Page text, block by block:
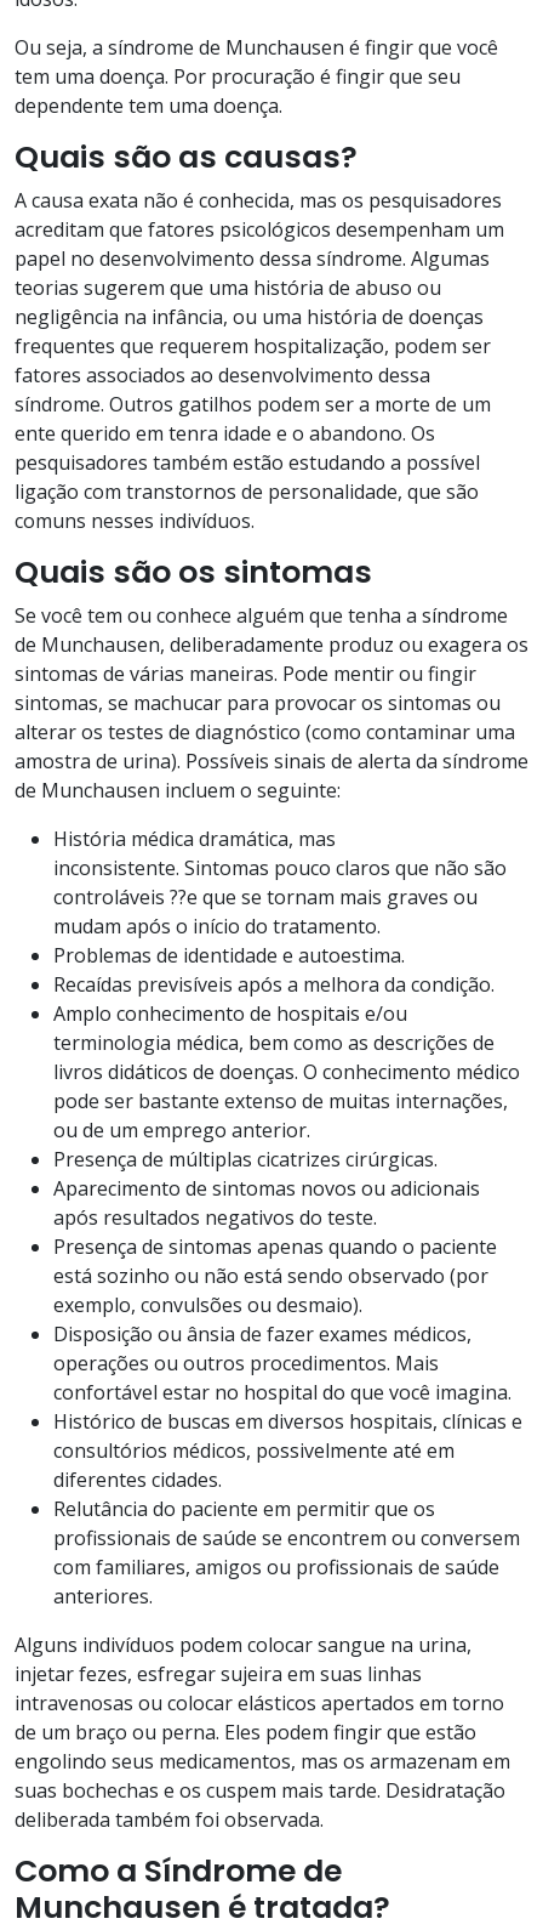
Ou seja, a síndrome de Munchausen é fingir que você
tem uma doença. Por procuração é fingir que seu
dependente tem uma doença.
Quais são as causas?
A causa exata não é conhecida, mas os pesquisadores
acreditam que fatores psicológicos desempenham um
papel no desenvolvimento dessa síndrome. Algumas
teorias sugerem que uma história de abuso ou
negligência na infância, ou uma história de doenças
frequentes que requerem hospitalização, podem ser
fatores associados ao desenvolvimento dessa
síndrome. Outros gatilhos podem ser a morte de um
ente querido em tenra idade e o abandono. Os
pesquisadores também estão estudando a possível
ligação com transtornos de personalidade, que são
comuns nesses indivíduos.
Quais são os sintomas
Se você tem ou conhece alguém que tenha a síndrome
de Munchausen, deliberadamente produz ou exagera os
sintomas de várias maneiras. Pode mentir ou fingir
sintomas, se machucar para provocar os sintomas ou
alterar os testes de diagnóstico (como contaminar uma
amostra de urina). Possíveis sinais de alerta da síndrome
de Munchausen incluem o seguinte:
História médica dramática, mas
inconsistente. Sintomas pouco claros que não são
controláveis ??e que se tornam mais graves ou
mudam após o início do tratamento.
Problemas de identidade e autoestima.
Recaídas previsíveis após a melhora da condição.
Amplo conhecimento de hospitais e/ou
terminologia médica, bem como as descrições de
livros didáticos de doenças. O conhecimento médico
pode ser bastante extenso de muitas internações,
ou de um emprego anterior.
Presença de múltiplas cicatrizes cirúrgicas.
Aparecimento de sintomas novos ou adicionais
após resultados negativos do teste.
Presença de sintomas apenas quando o paciente
está sozinho ou não está sendo observado (por
exemplo, convulsões ou desmaio).
Disposição ou ânsia de fazer exames médicos,
operações ou outros procedimentos. Mais
confortável estar no hospital do que você imagina.
Histórico de buscas em diversos hospitais, clínicas e
consultórios médicos, possivelmente até em
diferentes cidades.
Relutância do paciente em permitir que os
profissionais de saúde se encontrem ou conversem
com familiares, amigos ou profissionais de saúde
anteriores.
Alguns indivíduos podem colocar sangue na urina,
injetar fezes, esfregar sujeira em suas linhas
intravenosas ou colocar elásticos apertados em torno
de um braço ou perna. Eles podem fingir que estão
engolindo seus medicamentos, mas os armazenam em
suas bochechas e os cuspem mais tarde. Desidratação
deliberada também foi observada.
Como a Síndrome de
Munchausen é tratada?